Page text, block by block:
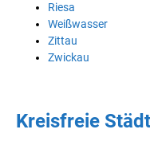
Riesa
Weißwasser
Zittau
Zwickau
Kreisfreie